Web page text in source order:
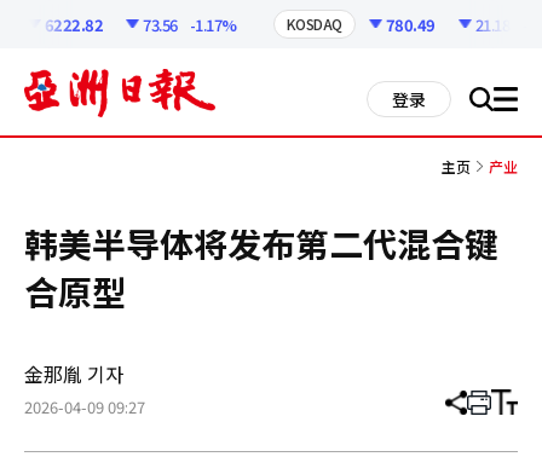
6222.82 73.56 -1.17% KOSDAQ 780.49 21.18
登录 搜 all
主页 产业
韩美半导体将发布第二代混合键
合原型
金那胤 기자
2026-04-09 09:27 分
章
打 调
小